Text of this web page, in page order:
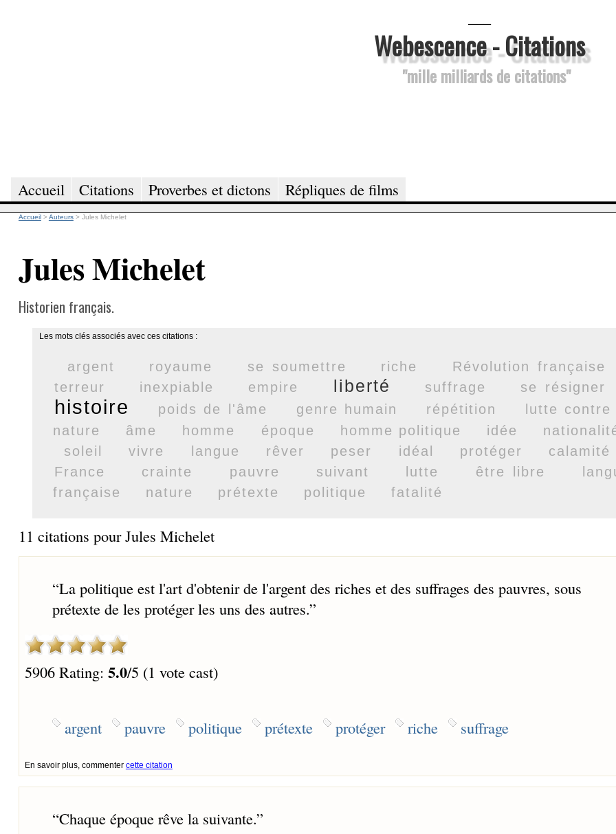
Webescence - Citations
"mille milliards de citations"
Accueil Citations Proverbes et dictons Répliques de films
Accueil >Auteurs > Jules Michelet
Jules Michelet
Historien français.
Les mots clés associés avec ces citations :
argent royaume se soumettre riche
Révolution française
terreur
inexpiable empire liberté suffrage se résigner
histoire poids de l'âme genre humain répétition
lutte contre
nature
âme homme époque homme politique idée
soleil
vivre langue rêver peser idéal protéger
calamité
France
crainte pauvre suivant lutte être libre
française
nature prétexte politique fatalité
11 citations pour Jules Michelet
“La politique est l'art d'obtenir de l'argent des riches et des suffrages des pauvres, sous
prétexte de les protéger les uns des autres.”
5906 Rating: 5.0/5 (1 vote cast)
argent pauvre politique prétexte protéger riche suffrage
En savoir plus, commenter cette citation
“Chaque époque rêve la suivante.”